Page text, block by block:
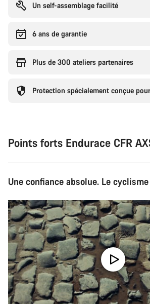
Un self-assemblage facilité
6 ans de garantie
Plus de 300 ateliers partenaires
Protection spécialement conçue
Points forts Endurace CFR
Une confiance absolue. Le